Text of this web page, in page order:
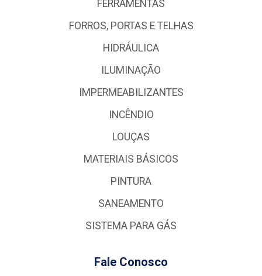
FERRAMENTAS
FORROS, PORTAS E TELHAS
HIDRÁULICA
ILUMINAÇÃO
IMPERMEABILIZANTES
INCÊNDIO
LOUÇAS
MATERIAIS BÁSICOS
PINTURA
SANEAMENTO
SISTEMA PARA GÁS
Fale Conosco